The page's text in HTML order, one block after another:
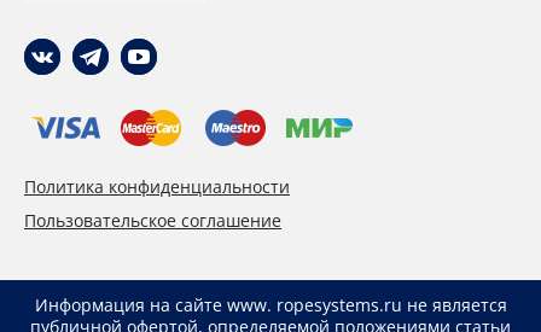
Политика конфиденциальности
Пользовательское соглашение
Информация на сайте www. ropesystems.ru не является
публичной офертой, определяемой положениями статьи